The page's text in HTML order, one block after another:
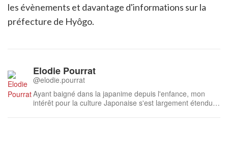
les évènements et davantage d'informations sur la
préfecture de Hyôgo.
Elodie Pourrat
@elodie.pourrat
Ayant baigné dans la japanime depuis l'enfance, mon
intérêt pour la culture Japonaise s'est largement étendu